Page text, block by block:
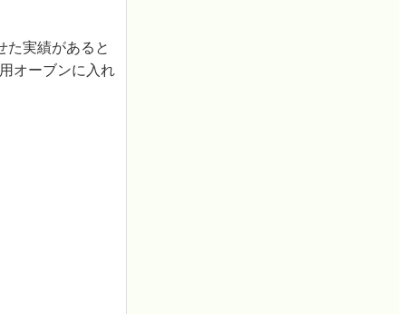
た実績があると
オーブンに入れ